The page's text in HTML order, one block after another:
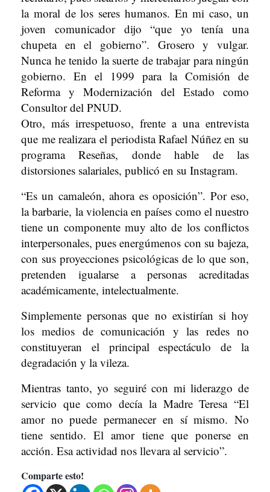
la moral de los seres humanos. En mi caso, un
joven comunicador dijo “que yo tenía una
chupeta en el gobierno”. Grosero y vulgar.
Nunca he tenido la suerte de trabajar para ningún
gobierno. En el 1999 para la Comisión de
Reforma y Modernización del Estado como
Consultor del PNUD.
Otro, más irrespetuoso, frente a una entrevista
que me realizara el periodista Rafael Núñez en su
programa Reseñas, donde hable de las
distorsiones salariales, publicó en su Instagram.
“Es un camaleón, ahora es oposición”. Por eso,
la barbarie, la violencia en países como el nuestro
tiene un componente muy alto de los conflictos
interpersonales, pues energúmenos con su bajeza,
con sus proyecciones psicológicas de lo que son,
pretenden igualarse a personas acreditadas
académicamente, intelectualmente.
Simplemente personas que no existirían si hoy
los medios de comunicación y las redes no
constituyeran el principal espectáculo de la
degradación y la vileza.
Mientras tanto, yo seguiré con mi liderazgo de
servicio que como decía la Madre Teresa “El
amor no puede permanecer en sí mismo. No
tiene sentido. El amor tiene que ponerse en
acción. Esa actividad nos llevara al servicio”.
Comparte esto!